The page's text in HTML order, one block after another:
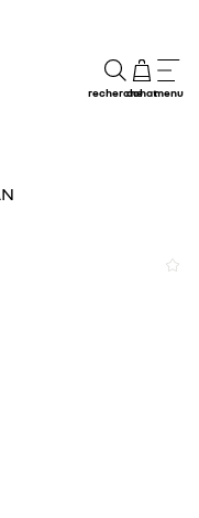
rechercheachatmenu